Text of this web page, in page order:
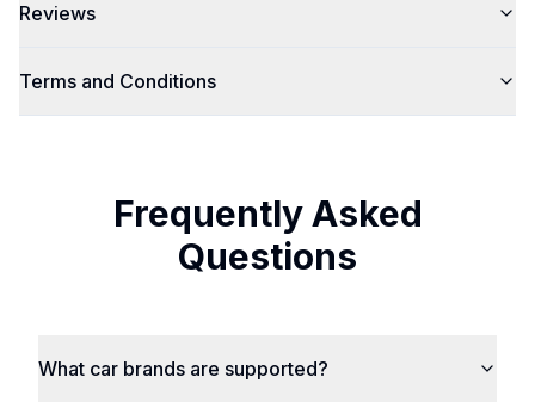
Reviews
Terms and Conditions
Frequently Asked
Questions
What car brands are supported?